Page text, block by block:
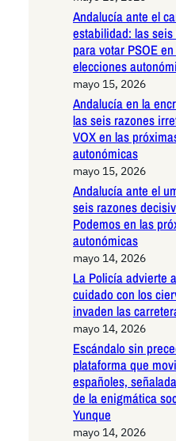
Andalucía ante el
estabilidad: las
para votar PSOE
elecciones
mayo 15, 2026
Andalucía en la
las seis razones
VOX en las
autonómicas
mayo 15, 2026
Andalucía ante el
seis razones
Podemos en las
autonómicas
mayo 14, 2026
La Policía advierte
cuidado con los
invaden las
mayo 14, 2026
Escándalo sin
plataforma que
españoles,
de la enigmática
Yunque
mayo 14, 2026